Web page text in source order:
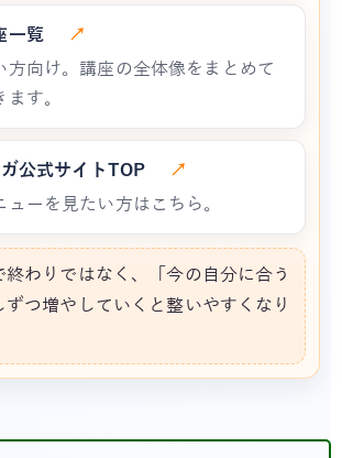
一覧
↗
方向け。講座の全体像をまとめて
す。
公式サイトTOP
↗
ューを見たい方はこちら。
終わりではなく、「今の自分に合う
ずつ増やしていくと整いやすくなり